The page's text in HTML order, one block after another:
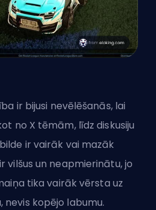
ir bijusi nevēlēšanās, lai
no X tēmām, līdz diskusiju
ir vairāk vai mazāk
vilšus un neapmierinātu, jo
tika vairāk vērsta uz
kopējo labumu.